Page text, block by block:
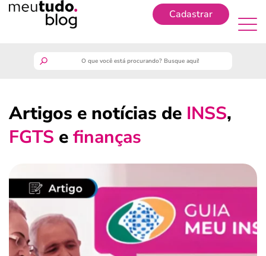
Cadastrar
guia do trabalhador
benefícios
crédito fácil
últimas notícias
Artigos e notícias de INSS,
FGTS efinanças